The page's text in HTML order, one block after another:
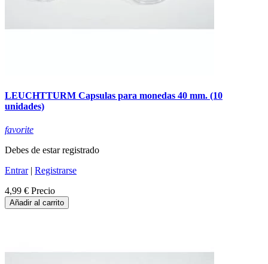
LEUCHTTURM Capsulas para monedas 40 mm. (10
unidades)
favorite
Debes de estar registrado
Entrar| Registrarse
4,99 € Precio
Añadir al carrito